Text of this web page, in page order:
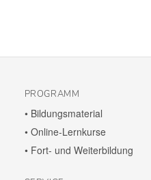
PROGRAMM
• Bildungs­ma­te­rial
• Online-Lern­kurse
• Fort- und Weiterbildung